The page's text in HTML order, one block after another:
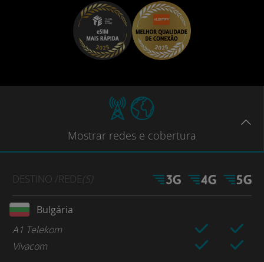
Mostrar redes e cobertura
DESTINO /REDE(S)
Bulgária
A1 Telekom
Vivacom